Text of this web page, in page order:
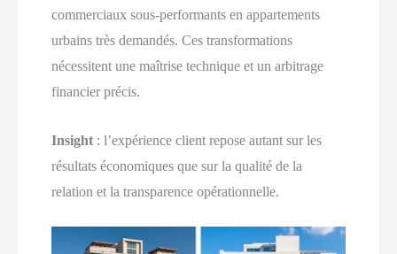
commerciaux sous-performants en appartements
urbains très demandés. Ces transformations
nécessitent une maîtrise technique et un arbitrage
financier précis.
Insight : l’expérience client repose autant sur les
résultats économiques que sur la qualité de la
relation et la transparence opérationnelle.